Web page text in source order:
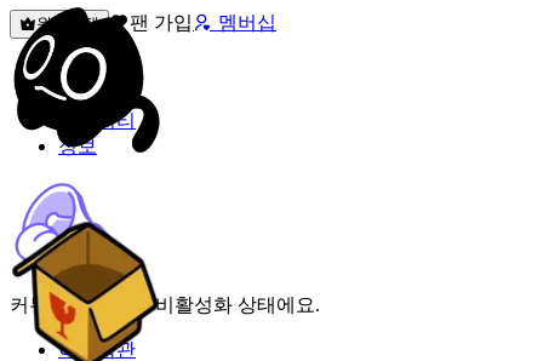
원픽선택 팬 가입 멤버십
밐타운
피드
커뮤니티
정보
커뮤니티 기능이 비활성화 상태에요.
이용약관